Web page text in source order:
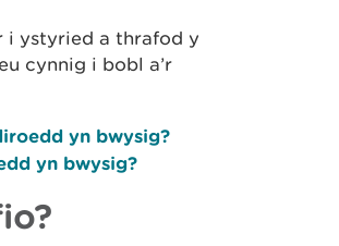
i ystyried a thrafod y
cynnig i bobl a’r
yn bwysig?
yn bwysig?